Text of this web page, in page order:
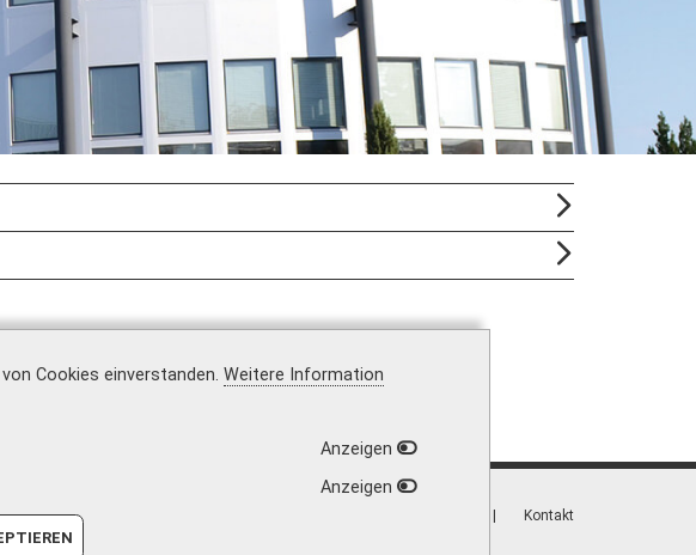
Cookies einverstanden. Weitere Information
Anzeigen
Anzeigen
Barrierefreiheit Kontakt